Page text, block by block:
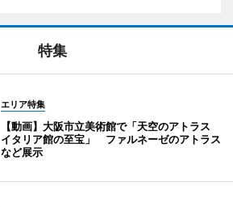
特集
エリア特集
【動画】大阪市立美術館で「天空のアトラス
イタリア館の至宝」 ファルネーゼのアトラス
など展示